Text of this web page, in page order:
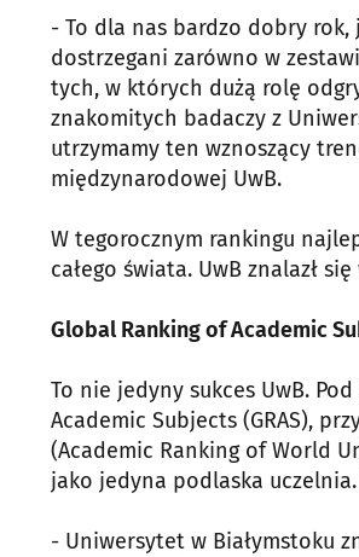
- To dla nas bardzo dobry
dostrzegani zarówno w
tych, w których dużą rolę
znakomitych badaczy z
utrzymamy ten wznoszący
międzynarodowej UwB.
W tegorocznym rankingu
całego świata. UwB znalazł
Global Ranking of Academic
To nie jedyny sukces UwB.
Academic Subjects (GRAS),
(Academic Ranking of World
jako jedyna podlaska uczelnia.
- Uniwersytet w Białymstoku